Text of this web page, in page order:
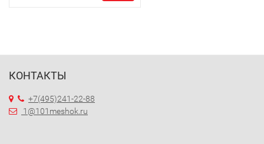
КОНТАКТЫ
+7(495)241-22-88
1@101meshok.ru